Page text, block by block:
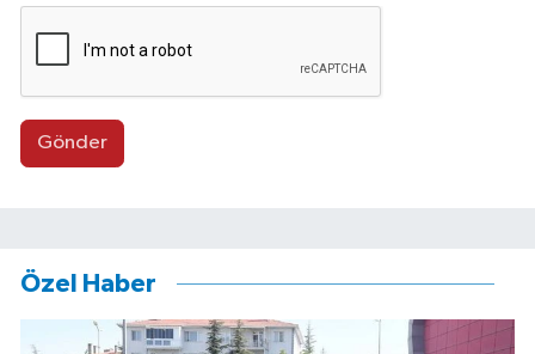
Gönder
Özel Haber